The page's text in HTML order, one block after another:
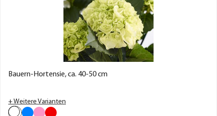
Bauern-Hortensie, ca. 40-50 cm
+ Weitere Varianten